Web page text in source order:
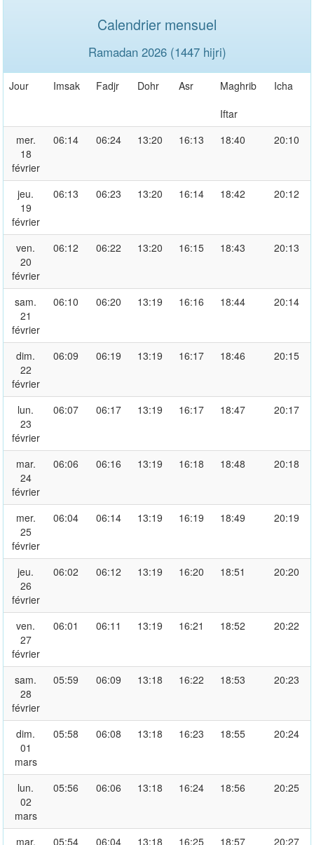
Calendrier mensuel
Ramadan 2026 (1447 hijri)
Jour Imsak Fadjr Dohr Asr
Maghrib
Iftar
Icha
mer.
18
février
06:14 06:24 13:20 16:13 18:40 20:10
jeu.
19
février
06:13 06:23 13:20 16:14 18:42 20:12
ven.
20
février
06:12 06:22 13:20 16:15 18:43 20:13
sam.
21
février
06:10 06:20 13:19 16:16 18:44 20:14
dim.
22
février
06:09 06:19 13:19 16:17 18:46 20:15
lun.
23
février
06:07 06:17 13:19 16:17 18:47 20:17
mar.
24
février
06:06 06:16 13:19 16:18 18:48 20:18
mer.
25
février
06:04 06:14 13:19 16:19 18:49 20:19
jeu.
26
février
06:02 06:12 13:19 16:20 18:51 20:20
ven.
27
février
06:01 06:11 13:19 16:21 18:52 20:22
sam.
28
février
05:59 06:09 13:18 16:22 18:53 20:23
dim.
01
mars
05:58 06:08 13:18 16:23 18:55 20:24
lun.
02
mars
05:56 06:06 13:18 16:24 18:56 20:25
mar. 05:54 06:04 13:18 16:25 18:57 20:27